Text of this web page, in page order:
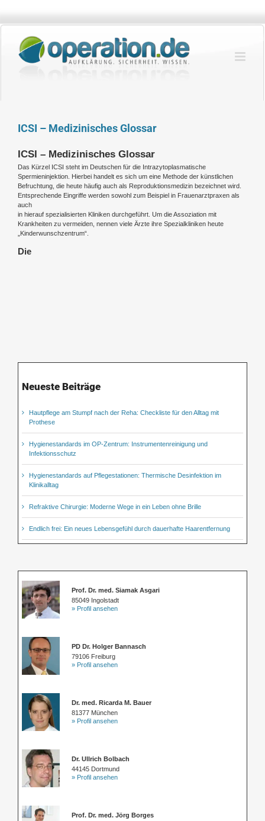
springen
ICSI – Medizinisches Glossar
ICSI – Medizinisches Glossar
Das Kürzel ICSI steht im Deutschen für die Intrazytoplasmatische
Spermieninjektion. Hierbei handelt es sich um eine Methode der künstlichen
Befruchtung, die heute häufig auch als Reproduktionsmedizin bezeichnet wird.
Entsprechende Eingriffe werden sowohl zum Beispiel in Frauenarztpraxen als
auch
in hierauf spezialisierten Kliniken durchgeführt. Um die Assoziation mit
Krankheiten zu vermeiden, nennen viele Ärzte ihre Spezialkliniken heute
„Kinderwunschzentrum“.
Die
Neueste Beiträge
Hautpflege am Stumpf nach der Reha: Checkliste für den Alltag mit
Prothese
Hygienestandards im OP-Zentrum: Instrumentenreinigung und
Infektionsschutz
Hygienestandards auf Pflegestationen: Thermische Desinfektion im
Klinikalltag
Refraktive Chirurgie: Moderne Wege in ein Leben ohne Brille
Endlich frei: Ein neues Lebensgefühl durch dauerhafte Haarentfernung
Prof. Dr. med. Siamak Asgari
85049 Ingolstadt
» Profil ansehen
PD Dr. Holger Bannasch
79106 Freiburg
» Profil ansehen
Dr. med. Ricarda M. Bauer
81377 München
» Profil ansehen
Dr. Ullrich Bolbach
44145 Dortmund
» Profil ansehen
Prof. Dr. med. Jörg Borges